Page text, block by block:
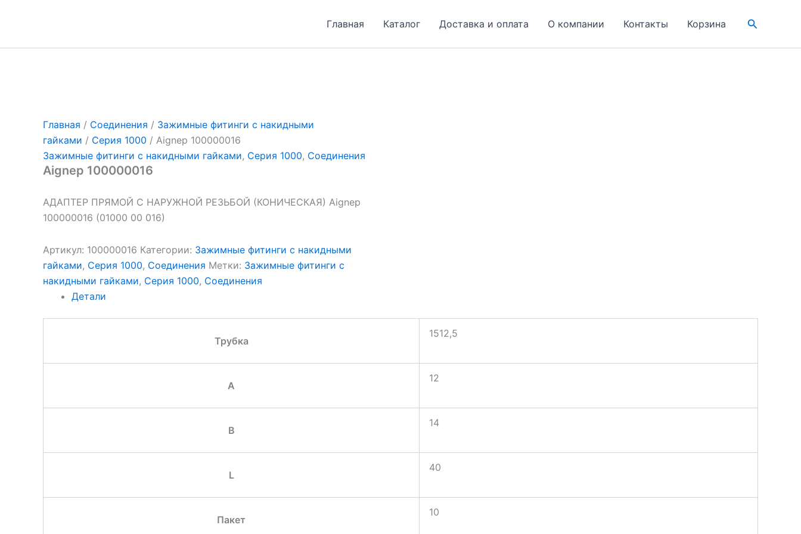
Главная Каталог Доставка и оплата О компании Контакты Корзина Поиск
Главная / Соединения / Зажимные фитинги с накидными
гайками / Серия 1000 / Aignep 100000016
Зажимные фитинги с накидными гайками, Серия 1000, Соединения
Aignep 100000016
АДАПТЕР ПРЯМОЙ С НАРУЖНОЙ РЕЗЬБОЙ (КОНИЧЕСКАЯ) Aignep
100000016 (01000 00 016)
Артикул: 100000016 Категории: Зажимные фитинги с накидными
гайками, Серия 1000, Соединения Метки: Зажимные фитинги с
накидными гайками, Серия 1000, Соединения
Детали
Трубка
1512,5
A
12
B
14
L
40
Пакет
10